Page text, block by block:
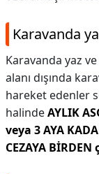
Karavanda
Karavanda yaz ve
alanı dışında
hareket edenler
halindeAYLIK
veya 3 AYA
CEZAYA